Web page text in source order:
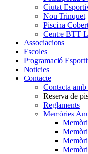
Ciutat
Nou Trinquet
Piscina
Centre BTT
Associacions
Escoles
Programació
Noticies
Contacte
Contacta
Reserva de
Reglaments
Memòries